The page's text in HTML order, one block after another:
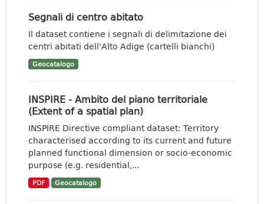
Segnali di centro abitato
Il dataset contiene i segnali di delimitazione dei
centri abitati dell'Alto Adige (cartelli bianchi)
Geocatalogo
INSPIRE - Ambito del piano territoriale
(Extent of a spatial plan)
INSPIRE Directive compliant dataset: Territory
characterised according to its current and future
planned functional dimension or socio-economic
purpose (e.g. residential,...
PDF Geocatalogo